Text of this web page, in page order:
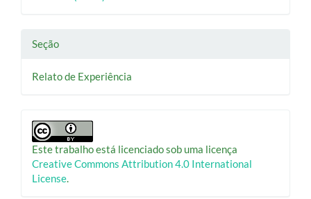
Seção
Relato de Experiência
Este trabalho está licenciado sob uma licença
Creative Commons Attribution 4.0 International
License